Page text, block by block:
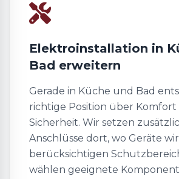
Elektroinstallation in
Bad erweitern
Gerade in Küche und Bad
richtige Position über Komfort
Sicherheit. Wir setzen
Anschlüsse dort, wo Geräte
berücksichtigen
wählen geeignete